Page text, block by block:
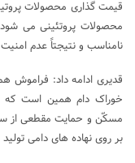
قیمت گذاری محصولات
محصولات پروتئینی می
نامناسب و نتیجتاً عدم
قدیری ادامه داد: فراموش
خوراک دام همین است که
مسکّن و حمایت مقطعی از
بر روی نهاده های دامی